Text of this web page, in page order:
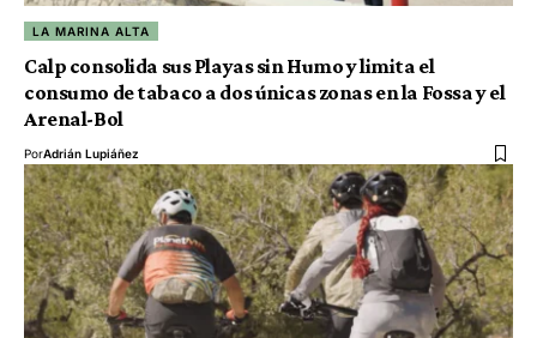
LA MARINA ALTA
Calp consolida sus Playas sin Humo y limita el
consumo de tabaco a dos únicas zonas en la Fossa y el
Arenal-Bol
PorAdrián Lupiáñez